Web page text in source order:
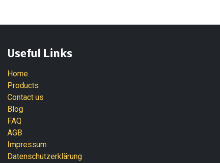
Useful Links
Home
Products
Contact us
Blog
FAQ
AGB
Impressum
Datenschutzerklärung